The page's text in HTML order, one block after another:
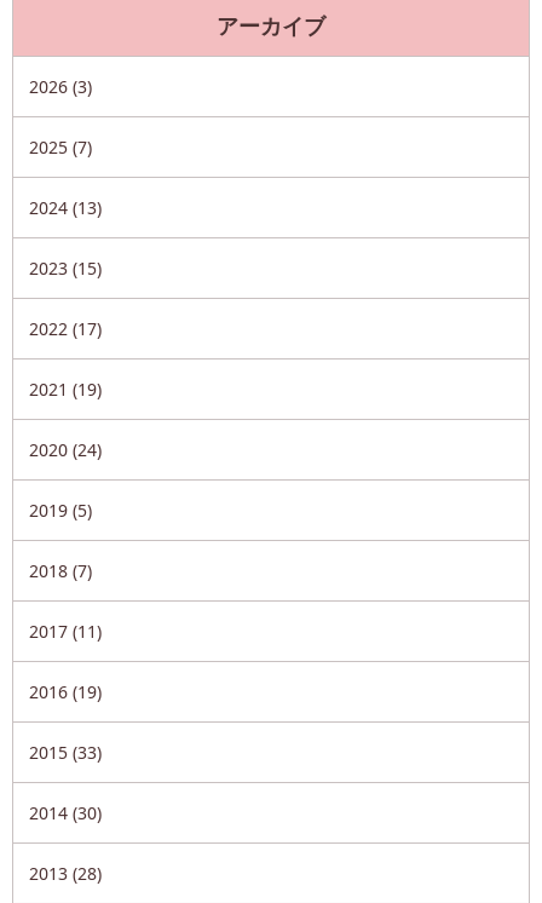
アーカイブ
2026 (3)
2025 (7)
2024 (13)
2023 (15)
2022 (17)
2021 (19)
2020 (24)
2019 (5)
2018 (7)
2017 (11)
2016 (19)
2015 (33)
2014 (30)
2013 (28)